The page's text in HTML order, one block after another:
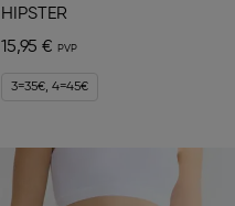
HIPSTER
15,95 €
3=35€, 4=45€